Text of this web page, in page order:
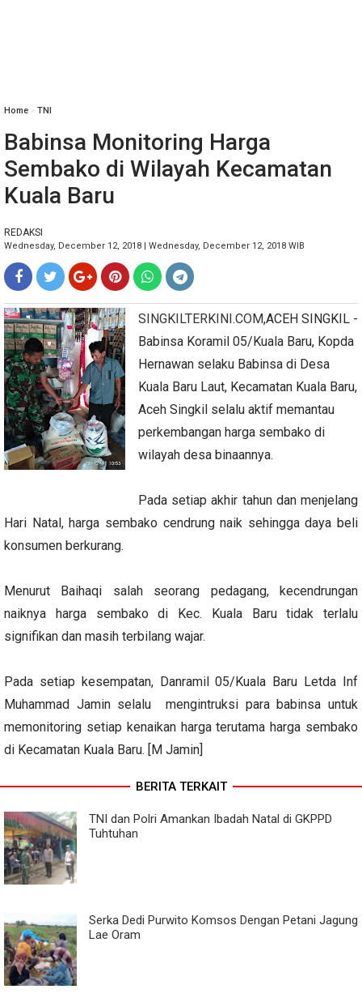
Home » TNI
Babinsa Monitoring Harga
Sembako di Wilayah Kecamatan
Kuala Baru
REDAKSI
Wednesday, December 12, 2018 | Wednesday, December 12, 2018 WIB
SINGKILTERKINI.COM,ACEH SINGKIL -
Babinsa Koramil 05/Kuala Baru, Kopda
Hernawan selaku Babinsa di Desa
Kuala Baru Laut, Kecamatan Kuala Baru,
Aceh Singkil selalu aktif memantau
perkembangan harga sembako di
wilayah desa binaannya.
Pada setiap akhir tahun dan menjelang
Hari Natal, harga sembako cendrung naik sehingga daya beli
konsumen berkurang.
Menurut Baihaqi salah seorang pedagang, kecendrungan
naiknya harga sembako di Kec. Kuala Baru tidak terlalu
signifikan dan masih terbilang wajar.
Pada setiap kesempatan, Danramil 05/Kuala Baru Letda Inf
Muhammad Jamin selalu mengintruksi para babinsa untuk
memonitoring setiap kenaikan harga terutama harga sembako
di Kecamatan Kuala Baru. [M Jamin]
BERITA TERKAIT
TNI dan Polri Amankan Ibadah Natal di GKPPD
Tuhtuhan
Serka Dedi Purwito Komsos Dengan Petani Jagung
Lae Oram